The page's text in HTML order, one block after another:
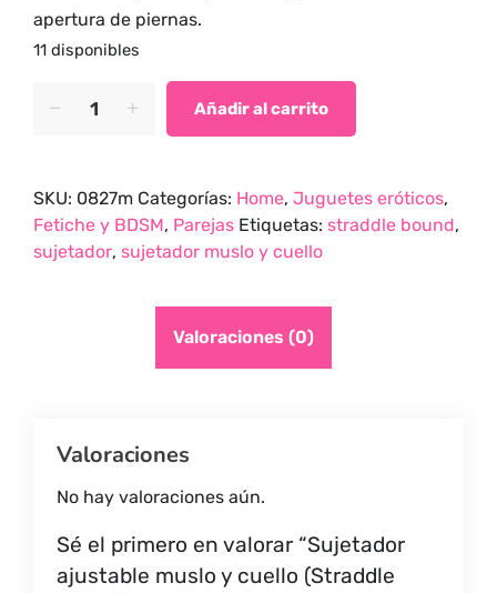
apertura de piernas.
11 disponibles
ajustable
cuello
(Straddle
Bound)
Añadir al carrito
SKU: 0827m Categorías: Home, Juguetes eróticos,
Fetiche y BDSM, Parejas Etiquetas: straddle bound,
sujetador, sujetador muslo y cuello
Valoraciones (0)
Valoraciones
No hay valoraciones aún.
Sé el primero en valorar “Sujetador
ajustable muslo y cuello (Straddle